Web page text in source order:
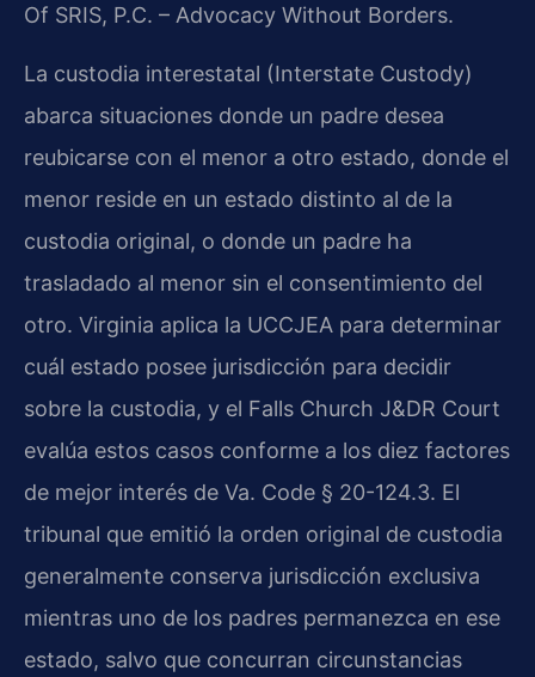
Of SRIS, P.C. – Advocacy Without Borders.
La custodia interestatal (Interstate Custody)
abarca situaciones donde un padre desea
reubicarse con el menor a otro estado, donde el
menor reside en un estado distinto al de la
custodia original, o donde un padre ha
trasladado al menor sin el consentimiento del
otro. Virginia aplica la UCCJEA para determinar
cuál estado posee jurisdicción para decidir
sobre la custodia, y el Falls Church J&DR Court
evalúa estos casos conforme a los diez factores
de mejor interés de Va. Code § 20-124.3. El
tribunal que emitió la orden original de custodia
generalmente conserva jurisdicción exclusiva
mientras uno de los padres permanezca en ese
estado, salvo que concurran circunstancias